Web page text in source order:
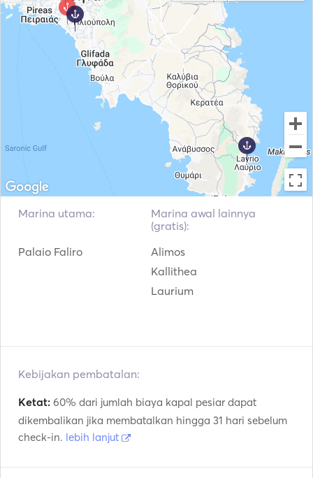
Alat Pemadam
Kebakaran Genggam
Jaket Pelampung
Sistem Navigasi Motor Tempel
Marina utama:
Palaio Faliro
Marina awal lainnya
(gratis):
Alimos
Kallithea
Laurium
Kebijakan pembatalan:
Ketat: 60% dari jumlah biaya kapal pesiar dapat
dikembalikan jika membatalkan hingga 31 hari sebelum
check-in. lebih lanjut